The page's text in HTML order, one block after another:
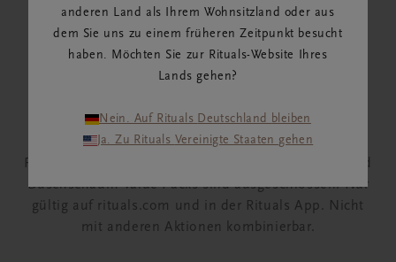
anderen Land als Ihrem Wohnsitzland oder aus
dem Sie uns zu einem früheren Zeitpunkt besucht
haben. Möchten Sie zur Rituals-Website Ihres
Lands gehen?
Nein. Auf Rituals Deutschland bleiben
Ja. Zu Rituals Vereinigte Staaten gehen
Beauty Bars.
DUSCHSCHAUM-BUNDLE
*Diese Aktion gilt beim Kauf von Bundles mit
mindestens 3 klassischen Duschschäumen.
Reisegrößen, Limited Editions, Private Collection und
Duschschaum-Value-Packs sind ausgeschlossen. Nur
gültig auf rituals.com und in der Rituals App. Nicht
mit anderen Aktionen kombinierbar.